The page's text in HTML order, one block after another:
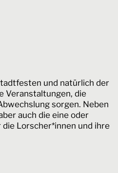
und natürlich der
Veranstaltungen, die
sorgen. Neben
auch die eine oder
Lorscher*innen und ihre